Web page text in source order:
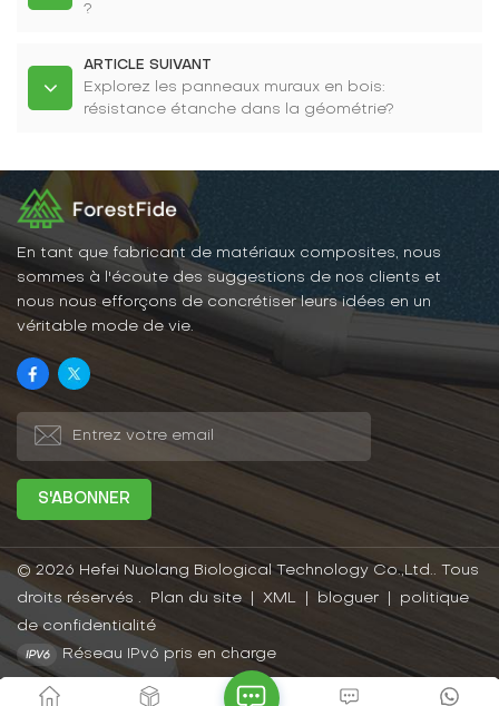
?
ARTICLE SUIVANT
Explorez les panneaux muraux en bois:
résistance étanche dans la géométrie?
En tant que fabricant de matériaux composites, nous
sommes à l'écoute des suggestions de nos clients et
nous nous efforçons de concrétiser leurs idées en un
véritable mode de vie.
© 2026 Hefei Nuolang Biological Technology Co.,Ltd.. Tous
droits réservés .
Plan du site XML bloguer
politique
de confidentialité
Réseau IPv6 pris en charge